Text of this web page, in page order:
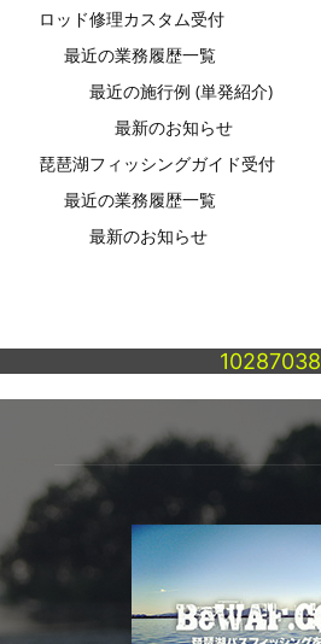
ロッド修理カスタム受付
最近の業務履歴一覧
最近の施行例 (単発紹介)
最新のお知らせ
琵琶湖フィッシングガイド受付
最近の業務履歴一覧
最新のお知らせ
10287038